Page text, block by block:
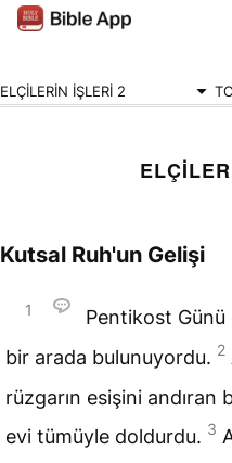
ELÇİLERİN İŞLERİ 2
Kutsal Ruh'un Gelişi
1
Pentikost Günü
bir arada bulunuyordu. 2
rüzgarın esişini andıran
evi tümüyle doldurdu. 3